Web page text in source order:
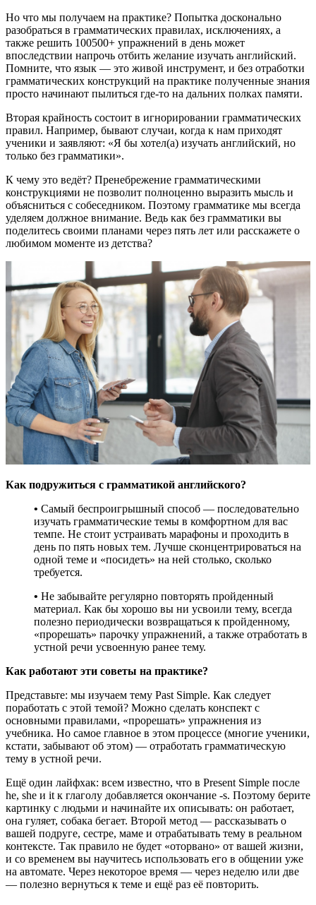
Но что мы получаем на практике? Попытка досконально
разобраться в грамматических правилах, исключениях, а
также решить 100500+ упражнений в день может
впоследствии напрочь отбить желание изучать английский.
Помните, что язык — это живой инструмент, и без отработки
грамматических конструкций на практике полученные знания
просто начинают пылиться где-то на дальних полках памяти.
Вторая крайность состоит в игнорировании грамматических
правил. Например, бывают случаи, когда к нам приходят
ученики и заявляют: «Я бы хотел(а) изучать английский, но
только без грамматики».
К чему это ведёт? Пренебрежение грамматическими
конструкциями не позволит полноценно выразить мысль и
объясниться с собеседником. Поэтому грамматике мы всегда
уделяем должное внимание. Ведь как без грамматики вы
поделитесь своими планами через пять лет или расскажете о
любимом моменте из детства?
Как подружиться с грамматикой английского?
• Самый беспроигрышный способ — последовательно
изучать грамматические темы в комфортном для вас
темпе. Не стоит устраивать марафоны и проходить в
день по пять новых тем. Лучше сконцентрироваться на
одной теме и «посидеть» на ней столько, сколько
требуется.
• Не забывайте регулярно повторять пройденный
материал. Как бы хорошо вы ни усвоили тему, всегда
полезно периодически возвращаться к пройденному,
«прорешать» парочку упражнений, а также отработать в
устной речи усвоенную ранее тему.
Как работают эти советы на практике?
Представьте: мы изучаем тему Past Simple. Как следует
поработать с этой темой? Можно сделать конспект с
основными правилами, «прорешать» упражнения из
учебника. Но самое главное в этом процессе (многие ученики,
кстати, забывают об этом) — отработать грамматическую
тему в устной речи.
Ещё один лайфхак: всем известно, что в Present Simple после
he, she и it к глаголу добавляется окончание -s. Поэтому берите
картинку с людьми и начинайте их описывать: он работает,
она гуляет, собака бегает. Второй метод — рассказывать о
вашей подруге, сестре, маме и отрабатывать тему в реальном
контексте. Так правило не будет «оторвано» от вашей жизни,
и со временем вы научитесь использовать его в общении уже
на автомате. Через некоторое время — через неделю или две
— полезно вернуться к теме и ещё раз её повторить.